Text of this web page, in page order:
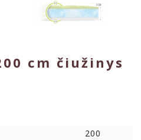
cm čiužinys
200